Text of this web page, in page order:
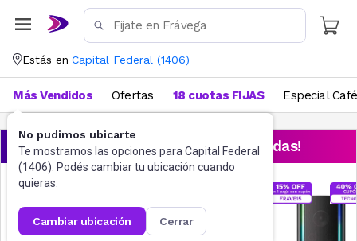
Estás en Capital Federal (1406)
No pudimos ubicarte
Te mostramos las opciones para Capital Federal
(1406). Podés cambiar tu ubicación cuando
quieras.
cambiar ubicación cerrar
Más Vendidos Ofertas 18 cuotas FIJAS Especial Café
¡Aprovechá las ofertas destacadas!